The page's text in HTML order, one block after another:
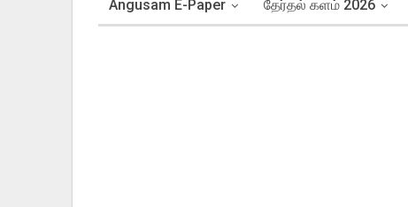
Angusam E-Paper தேர்தல் களம் 2026